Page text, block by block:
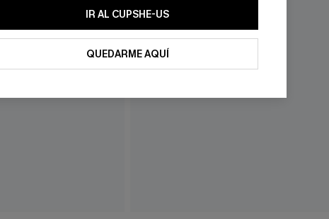
IR AL CUPSHE-US
QUEDARME AQUÍ